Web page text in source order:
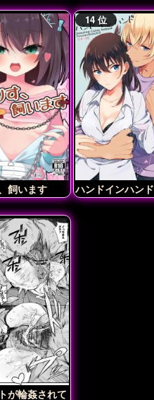
飼います ハンドインハンド
が輪姦されて